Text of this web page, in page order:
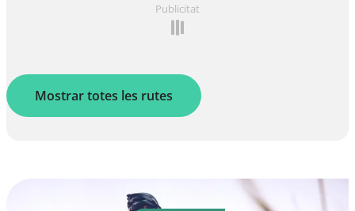
Publicitat
Mostrar totes les rutes